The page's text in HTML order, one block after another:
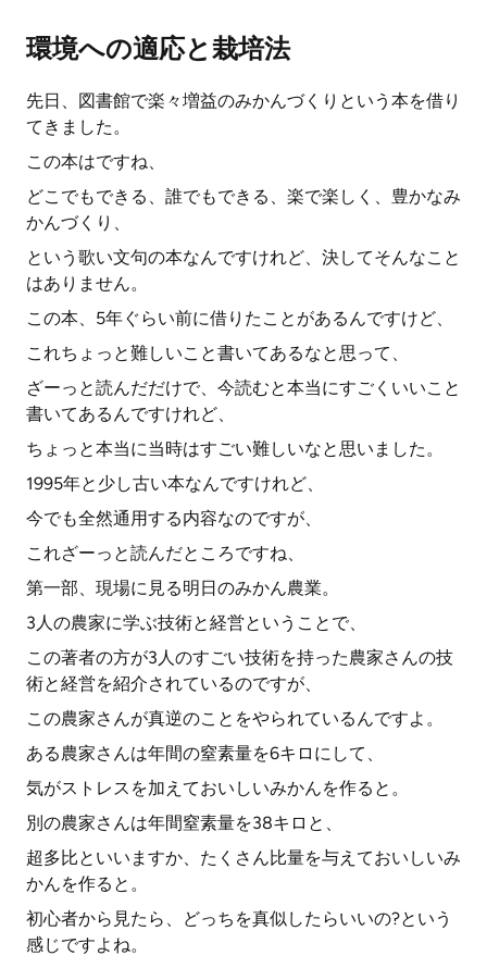
環境への適応と栽培法
先日、図書館で楽々増益のみかんづくりという本を借り
てきました。
この本はですね、
どこでもできる、誰でもできる、楽で楽しく、豊かなみ
かんづくり、
という歌い文句の本なんですけれど、決してそんなこと
はありません。
この本、5年ぐらい前に借りたことがあるんですけど、
これちょっと難しいこと書いてあるなと思って、
ざーっと読んだだけで、今読むと本当にすごくいいこと
書いてあるんですけれど、
ちょっと本当に当時はすごい難しいなと思いました。
1995年と少し古い本なんですけれど、
今でも全然通用する内容なのですが、
これざーっと読んだところですね、
第一部、現場に見る明日のみかん農業。
3人の農家に学ぶ技術と経営ということで、
この著者の方が3人のすごい技術を持った農家さんの技
術と経営を紹介されているのですが、
この農家さんが真逆のことをやられているんですよ。
ある農家さんは年間の窒素量を6キロにして、
気がストレスを加えておいしいみかんを作ると。
別の農家さんは年間窒素量を38キロと、
超多比といいますか、たくさん比量を与えておいしいみ
かんを作ると。
初心者から見たら、どっちを真似したらいいの?という
感じですよね。